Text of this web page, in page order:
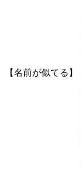
名前が似てる